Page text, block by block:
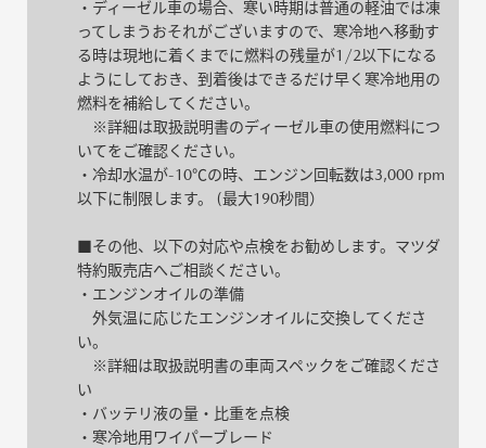
・ディーゼル車の場合、寒い時期は普通の軽油では凍
ってしまうおそれがございますので、寒冷地へ移動す
る時は現地に着くまでに燃料の残量が1/2以下になる
ようにしておき、到着後はできるだけ早く寒冷地用の
燃料を補給してください。
※詳細は取扱説明書のディーゼル車の使用燃料につ
いてをご確認ください。
・冷却水温が-10℃の時、エンジン回転数は3,000 rpm
以下に制限します。 (最大190秒間）
■その他、以下の対応や点検をお勧めします。マツダ
特約販売店へご相談ください。
・エンジンオイルの準備
外気温に応じたエンジンオイルに交換してくださ
い。
※詳細は取扱説明書の車両スペックをご確認くださ
い
・バッテリ液の量・比重を点検
・寒冷地用ワイパーブレード